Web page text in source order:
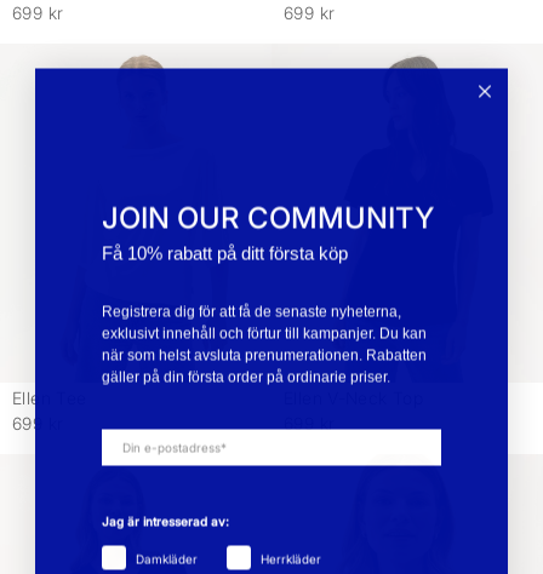
699 kr
699 kr
Ellen Tee
699 kr
JOIN OUR COMMUNITY
Få 10% rabatt på ditt första köp
Registrera dig för att få de senaste nyheterna,
exklusivt innehåll och förtur till kampanjer. Du kan
när som helst avsluta prenumerationen. Rabatten
gäller på din första order på ordinarie priser.
Jag är intresserad av:
Damkläder Herrkläder